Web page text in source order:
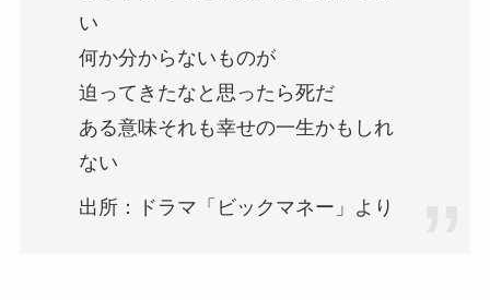
い
何か分からないものが
迫ってきたなと思ったら死だ
ある意味それも幸せの一生かもしれ
ない
出所：ドラマ「ビックマネー」より